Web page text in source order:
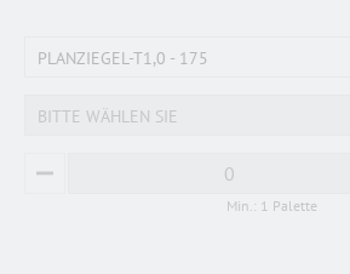
PLANZIEGEL-T1,0 - 175
BITTE WÄHLEN SIE
MINUS
Min.: 1 Palette